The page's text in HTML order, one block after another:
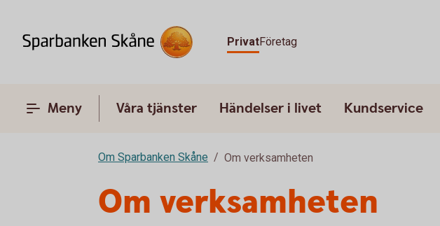
PrivatFöretag
Meny Våra tjänster Händelser i livet Kundservice
Om Sparbanken Skåne Om verksamheten
Om verksamheten